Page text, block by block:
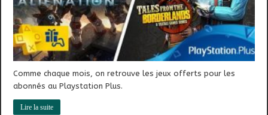
Comme chaque mois, on retrouve les jeux offerts pour les
abonnés au Playstation Plus.
Lire la suite